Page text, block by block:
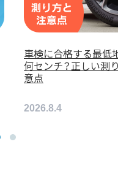
車検に合格する最低
何センチ？正しい測
意点
2026.8.4